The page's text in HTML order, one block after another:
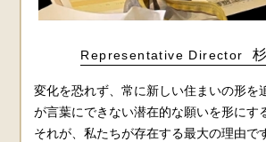
Representative Director
変化を恐れず、常に新しい住まいの形を
が言葉にできない潜在的な願いを形にす
それが、私たちが存在する最大の理由で